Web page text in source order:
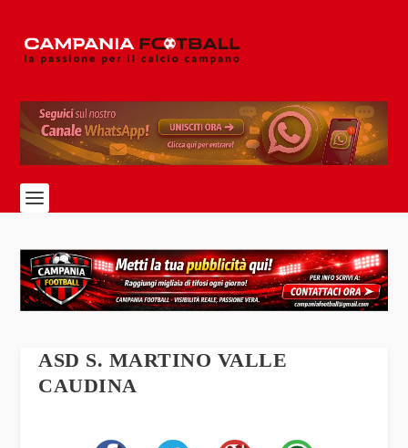
ASD S. MARTINO VALLE
CAUDINA